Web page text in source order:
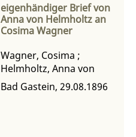
eigenhändiger Brief von
Anna von Helmholtz an
Cosima Wagner
Wagner, Cosima ;
Helmholtz, Anna von
Bad Gastein, 29.08.1896